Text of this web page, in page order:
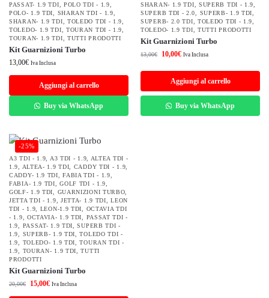
PASSAT- 1.9 TDI
POLO TDI - 1.9
POLO- 1.9 TDI
SHARAN TDI - 1.9
SHARAN- 1.9 TDI
TOLEDO TDI - 1.9
TOLEDO- 1.9 TDI
TOURAN TDI - 1.9
TOURAN- 1.9 TDI
TUTTI PRODOTTI
Kit Guarnizioni Turbo
13,00€ Iva Inclusa
Aggiungi al carrello
Buy via WhatsApp
SHARAN- 1.9 TDI
SUPERB TDI - 1.9
SUPERB TDI - 2.0
SUPERB- 1.9 TDI
SUPERB- 2.0 TDI
TOLEDO TDI - 1.9
TOLEDO- 1.9 TDI
TUTTI PRODOTTI
Kit Guarnizioni Turbo
13,00€ 10,00€ Iva Inclusa
Aggiungi al carrello
Buy via WhatsApp
-25%
A3 TDI - 1.9 A3 TDI - 1.9
ALTEA TDI -
1.9
ALTEA- 1.9 TDI CADDY TDI - 1.9
CADDY- 1.9 TDI ,FABIA TDI - 1.9
FABIA- 1.9 TDI ,GOLF TDI - 1.9
GOLF- 1.9 TDI
GUARNIZIONI TURBO
JETTA TDI - 1.9
JETTA- 1.9 TDI ,LEON
TDI - 1.9
LEON-1.9 TDI
OCTAVIA TDI
- 1.9
OCTAVIA- 1.9 TDI
PASSAT TDI -
1.9
PASSAT- 1.9 TDI ,SUPERB TDI -
1.9
SUPERB- 1.9 TDI ,TOLEDO TDI -
1.9
TOLEDO- 1.9 TDI ,TOURAN TDI -
1.9
TOURAN- 1.9 TDI ,TUTTI
PRODOTTI
Kit Guarnizioni Turbo
20,00€ 15,00€ Iva Inclusa